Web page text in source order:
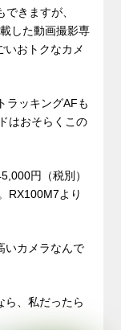
きますが、
した動画撮影専
いおトクなカメ
ラッキングAFも
はおそらくこの
円（税別）
RX100M7より
いカメラなんで
ら、私だったら